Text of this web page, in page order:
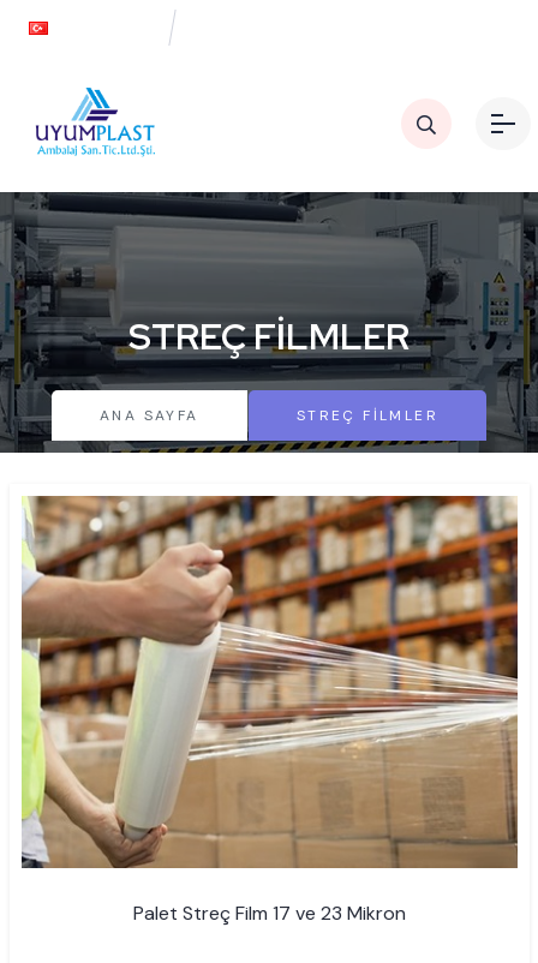
STREÇ FİLMLER
ANA SAYFA STREÇ FİLMLER
Palet Streç Film 17 ve 23 Mikron